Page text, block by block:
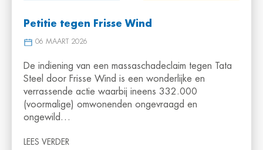
Petitie tegen Frisse Wind
06 MAART 2026
De indiening van een massaschadeclaim tegen Tata
Steel door Frisse Wind is een wonderlijke en
verrassende actie waarbij ineens 332.000
(voormalige) omwonenden ongevraagd en
ongewild…
LEES VERDER